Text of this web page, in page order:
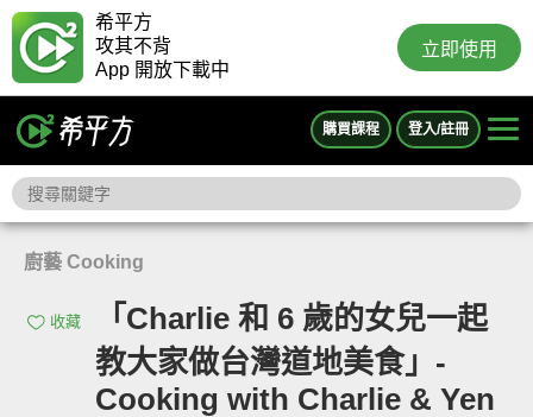
希平方
攻其不背
App 開放下載中
立即使用
購買課程 登入/註冊
廚藝 Cooking
收藏
「Charlie 和 6 歲的女兒一起
教大家做台灣道地美食」-
Cooking with Charlie & Yen